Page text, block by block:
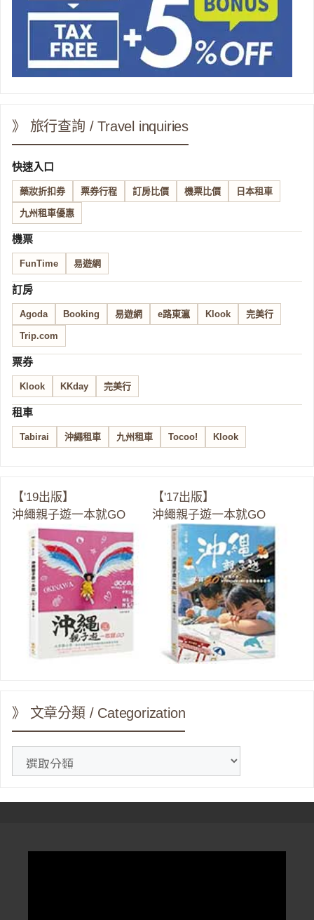
》 旅行查詢 / Travel inquiries
快速入口
藥妝折扣券 票券行程 訂房比價 機票比價 日本租車
九州租車優惠
機票
FunTime 易遊網
訂房
Agoda Booking 易遊網 e路東瀛 Klook 完美行
Trip.com
票券
Klook KKday 完美行
租車
Tabirai 沖繩租車 九州租車 Tocoo! Klook
【'19出版】
沖繩親子遊一本就GO
【'17出版】
沖繩親子遊一本就GO
》 文章分類 / Categorization
分